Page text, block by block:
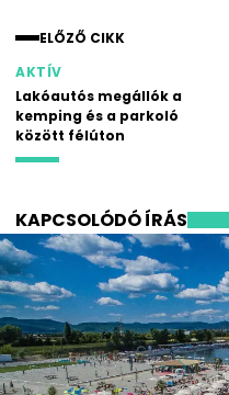
ELŐZŐ CIKK
AKTÍV
Lakóautós megállók a
kemping és a parkoló
között félúton
KAPCSOLÓDÓ ÍRÁS